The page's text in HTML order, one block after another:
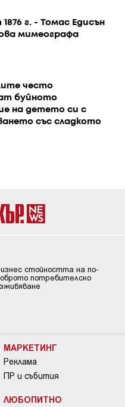
1876 г. - Томас Едисън
мимеографа
често
буйното
на детето си с
със сладкото
стойността на по-
потребителско
МАРКЕТИНГ
Реклама
ПР и събития
ЛЮБОПИТНО